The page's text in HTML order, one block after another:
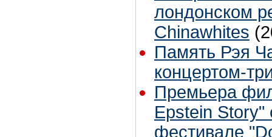
лондонском
Chinawhites
Память Рэя
концертом-
Премьера
Epstein Story"
фестивале